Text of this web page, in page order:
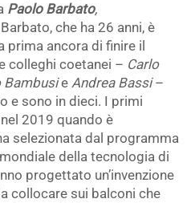
Paolo Barbato,
che ha 26 anni, è
prima ancora di finire il
colleghi coetanei – Carlo
Bambusie Andrea Bassi–
e sono in dieci. I primi
2019 quando è
selezionata dal programma
della tecnologia di
progettato un’invenzione
collocare sui balconi che